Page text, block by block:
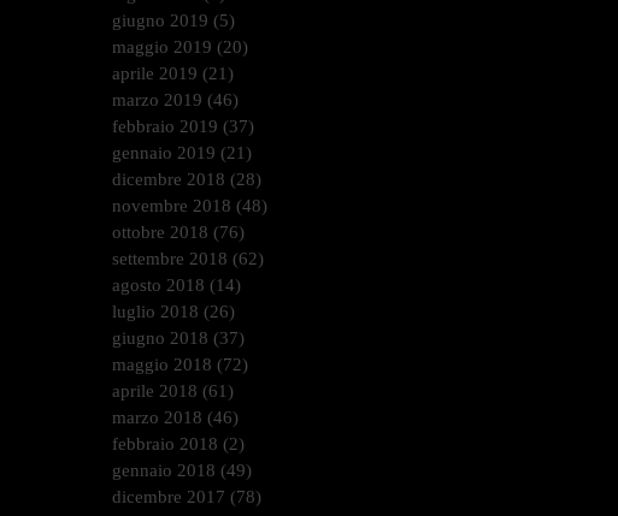
giugno 2019 (5)
maggio 2019 (20)
aprile 2019 (21)
marzo 2019 (46)
febbraio 2019 (37)
gennaio 2019 (21)
dicembre 2018 (28)
novembre 2018 (48)
ottobre 2018 (76)
settembre 2018 (62)
agosto 2018 (14)
luglio 2018 (26)
giugno 2018 (37)
maggio 2018 (72)
aprile 2018 (61)
marzo 2018 (46)
febbraio 2018 (2)
gennaio 2018 (49)
dicembre 2017 (78)